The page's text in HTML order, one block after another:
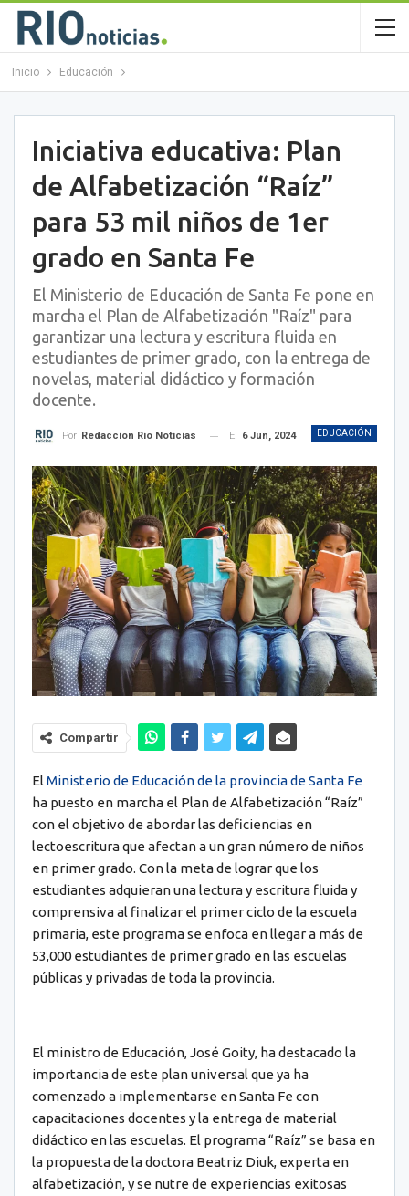
Inicio Educación
Iniciativa educativa: Plan
de Alfabetización “Raíz”
para 53 mil niños de 1er
grado en Santa Fe
El Ministerio de Educación de Santa Fe pone en
marcha el Plan de Alfabetización "Raíz" para
garantizar una lectura y escritura fluida en
estudiantes de primer grado, con la entrega de
novelas, material didáctico y formación
docente.
EDUCACIÓN
Por Redaccion Rio Noticias El 6 Jun, 2024
Compartir
El Ministerio de Educación de la provincia de Santa Fe
ha puesto en marcha el Plan de Alfabetización “Raíz”
con el objetivo de abordar las deficiencias en
lectoescritura que afectan a un gran número de niños
en primer grado. Con la meta de lograr que los
estudiantes adquieran una lectura y escritura fluida y
comprensiva al finalizar el primer ciclo de la escuela
primaria, este programa se enfoca en llegar a más de
53,000 estudiantes de primer grado en las escuelas
públicas y privadas de toda la provincia.
El ministro de Educación, José Goity, ha destacado la
importancia de este plan universal que ya ha
comenzado a implementarse en Santa Fe con
capacitaciones docentes y la entrega de material
didáctico en las escuelas. El programa “Raíz” se basa en
la propuesta de la doctora Beatriz Diuk, experta en
alfabetización, y se nutre de experiencias exitosas